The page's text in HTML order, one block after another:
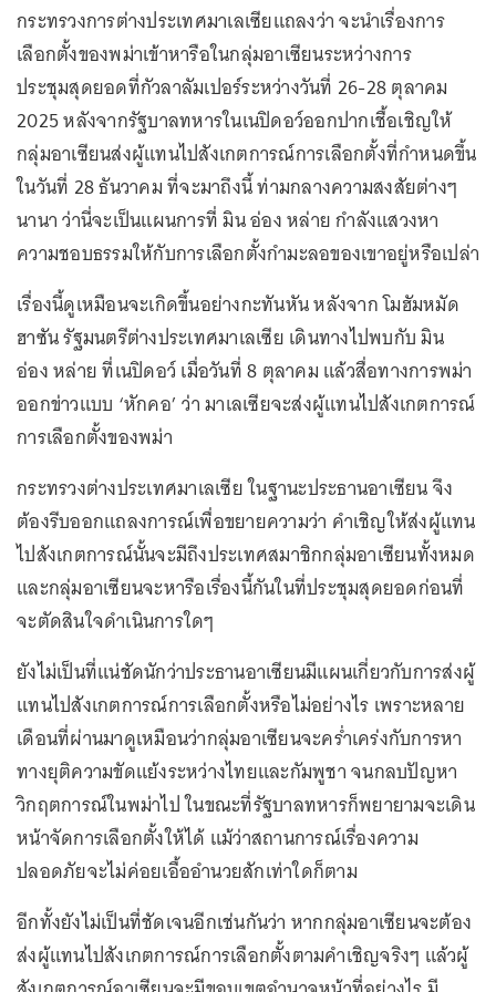
กระทรวงการต่างประเทศมาเลเซียแถลงว่า จะนำเรื่องการ
เลือกตั้งของพม่าเข้าหารือในกลุ่มอาเซียนระหว่างการ
ประชุมสุดยอดที่กัวลาลัมเปอร์ระหว่างวันที่ 26-28 ตุลาคม
2025 หลังจากรัฐบาลทหารในเนปิดอว์ออกปากเชื้อเชิญให้
กลุ่มอาเซียนส่งผู้แทนไปสังเกตการณ์การเลือกตั้งที่กำหนดขึ้น
ในวันที่ 28 ธันวาคม ที่จะมาถึงนี้ ท่ามกลางความสงสัยต่างๆ
นานา ว่านี่จะเป็นแผนการที่ มิน อ่อง หล่าย กำลังแสวงหา
ความชอบธรรมให้กับการเลือกตั้งกำมะลอของเขาอยู่หรือเปล่า
เรื่องนี้ดูเหมือนจะเกิดขึ้นอย่างกะทันหัน หลังจาก โมฮัมหมัด
ฮาซัน รัฐมนตรีต่างประเทศมาเลเซีย เดินทางไปพบกับ มิน
อ่อง หล่าย ที่เนปิดอว์ เมื่อวันที่ 8 ตุลาคม แล้วสื่อทางการพม่า
ออกข่าวแบบ ‘หักคอ’ ว่า มาเลเซียจะส่งผู้แทนไปสังเกตการณ์
การเลือกตั้งของพม่า
กระทรวงต่างประเทศมาเลเซีย ในฐานะประธานอาเซียน จึง
ต้องรีบออกแถลงการณ์เพื่อขยายความว่า คำเชิญให้ส่งผู้แทน
ไปสังเกตการณ์นั้นจะมีถึงประเทศสมาชิกกลุ่มอาเซียนทั้งหมด
และกลุ่มอาเซียนจะหารือเรื่องนี้กันในที่ประชุมสุดยอดก่อนที่
จะตัดสินใจดำเนินการใดๆ
ยังไม่เป็นที่แน่ชัดนักว่าประธานอาเซียนมีแผนเกี่ยวกับการส่งผู้
แทนไปสังเกตการณ์การเลือกตั้งหรือไม่อย่างไร เพราะหลาย
เดือนที่ผ่านมาดูเหมือนว่ากลุ่มอาเซียนจะคร่ำเคร่งกับการหา
ทางยุติความขัดแย้งระหว่างไทยและกัมพูชา จนกลบปัญหา
วิกฤตการณ์ในพม่าไป ในขณะที่รัฐบาลทหารก็พยายามจะเดิน
หน้าจัดการเลือกตั้งให้ได้ แม้ว่าสถานการณ์เรื่องความ
ปลอดภัยจะไม่ค่อยเอื้ออำนวยสักเท่าใดก็ตาม
อีกทั้งยังไม่เป็นที่ชัดเจนอีกเช่นกันว่า หากกลุ่มอาเซียนจะต้อง
ส่งผู้แทนไปสังเกตการณ์การเลือกตั้งตามคำเชิญจริงๆ แล้วผู้